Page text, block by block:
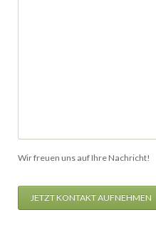
Wir freuen uns auf Ihre Nachricht!
JETZT KONTAKT AUFNEHMEN